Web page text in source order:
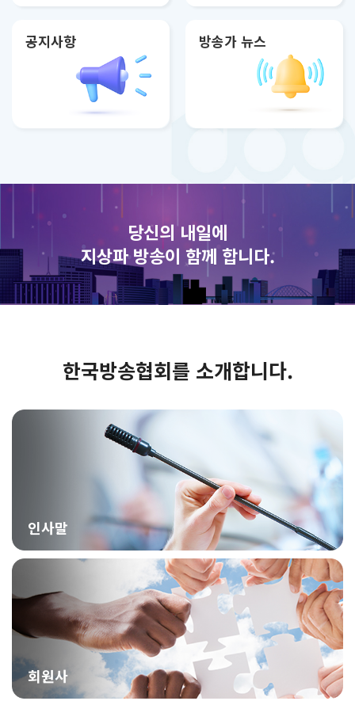
공지사항 방송가 뉴스
당신의 내일에
지상파 방송이 함께 합니다.
한국방송협회를 소개합니다.
인사말
회원사